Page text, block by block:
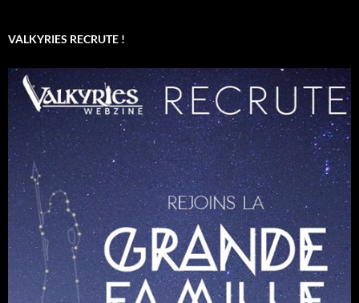
VALKYRIES RECRUTE !